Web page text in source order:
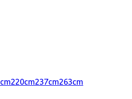
cm220cm237cm263cm